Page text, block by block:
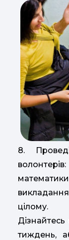
8.
цілому.
тиждень,